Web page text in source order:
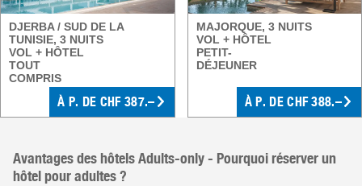
DJERBA / SUD DE LA
TUNISIE, 3 NUITS
VOL + HÔTEL
TOUT
COMPRIS
À P. DE CHF 387.–
MAJORQUE, 3 NUITS
VOL + HÔTEL
PETIT-
DÉJEUNER
À P. DE CHF 388.–
Avantages des hôtels Adults-only - Pourquoi réserver un
hôtel pour adultes ?